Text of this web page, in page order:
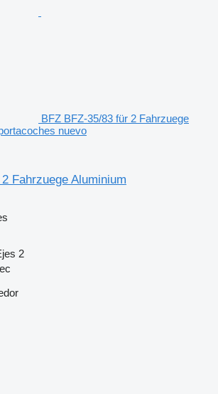
BFZ BFZ-35/83 für 2 Fahrzuege
nuevo
Fahrzuege Aluminium
2